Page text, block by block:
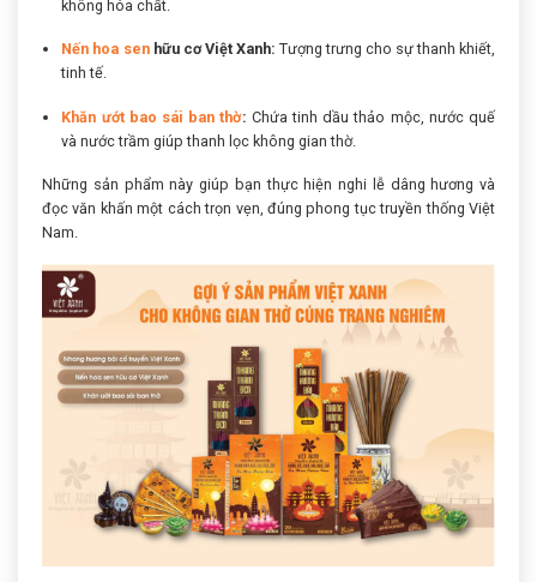
không hóa chất.
Nến hoa senhữu cơ Việt Xanh: Tượng trưng cho sự thanh khiết,
tinh tế.
Khăn ướt bao sái ban thờ: Chứa tinh dầu thảo mộc, nước quế
và nước trầm giúp thanh lọc không gian thờ.
Những sản phẩm này giúp bạn thực hiện nghi lễ dâng hương và
đọc văn khấn một cách trọn vẹn, đúng phong tục truyền thống Việt
Nam.